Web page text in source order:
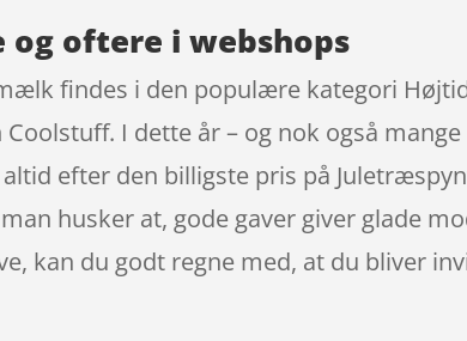
og oftere i webshops
findes i den populære kategori
I dette år – og nok også
efter den billigste pris på
husker at, gode gaver giver glade
kan du godt regne med, at du bliver